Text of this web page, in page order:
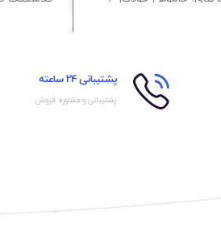
پشتیبانی 24 ساعته
پشتیبانی و مشاوره فروش